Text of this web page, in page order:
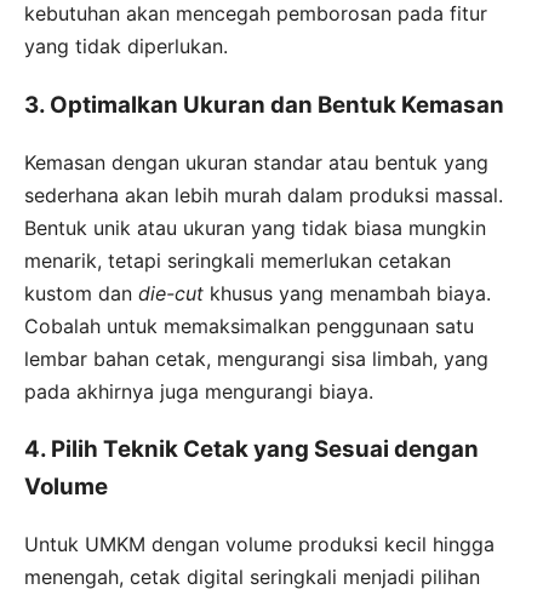
kebutuhan akan mencegah pemborosan pada fitur
yang tidak diperlukan.
3. Optimalkan Ukuran dan Bentuk Kemasan
Kemasan dengan ukuran standar atau bentuk yang
sederhana akan lebih murah dalam produksi massal.
Bentuk unik atau ukuran yang tidak biasa mungkin
menarik, tetapi seringkali memerlukan cetakan
kustom dan die-cut khusus yang menambah biaya.
Cobalah untuk memaksimalkan penggunaan satu
lembar bahan cetak, mengurangi sisa limbah, yang
pada akhirnya juga mengurangi biaya.
4. Pilih Teknik Cetak yang Sesuai dengan
Volume
Untuk UMKM dengan volume produksi kecil hingga
menengah, cetak digital seringkali menjadi pilihan